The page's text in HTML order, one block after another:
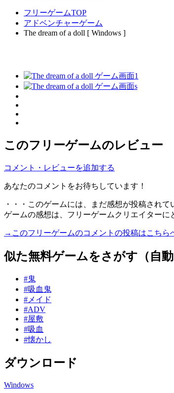
フリーゲームTOP
アドベンチャーゲーム
The dream of a doll [ Windows ]
このフリーゲームのレビュー
コメント・レビューを追加する
あなたのコメントをお待ちしています！
・・・このゲームには、まだ感想が投稿され
ゲームの感想は、フリーゲームクリエイターに
→このフリーゲームのコメントの投稿はこちら
似た無料ゲームをさがす（自動
#鬼
#吸血鬼
#メイド
#ADV
#屋敷
#吸血
#懐かし
ダウンロード
Windows